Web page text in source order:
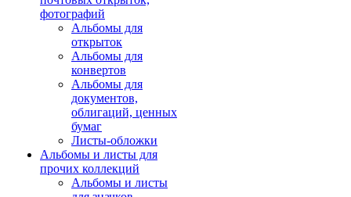
фотографий
Альбомы для
открыток
Альбомы для
конвертов
Альбомы для
документов,
облигаций, ценных
бумаг
Листы-обложки
Альбомы и листы для
прочих коллекций
Альбомы и листы